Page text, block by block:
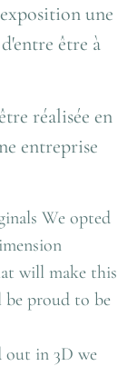
une
être à
réalisée en
entreprise
We opted
will make this
proud to be
out in 3D we